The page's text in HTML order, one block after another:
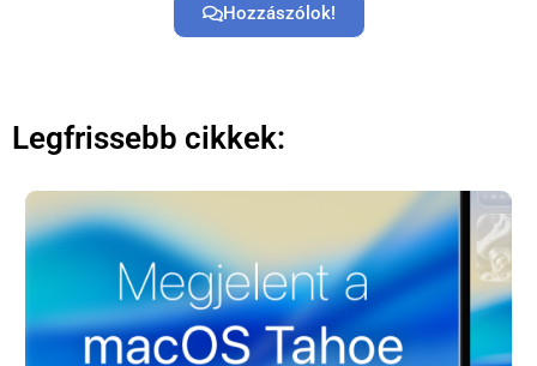
Hozzászólok!
Legfrissebb cikkek: